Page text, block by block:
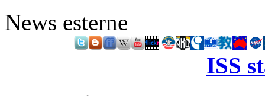
News esterne
ISS